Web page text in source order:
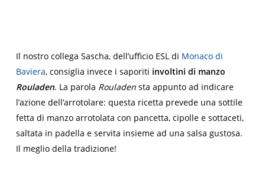
Il nostro collega Sascha, dell’ufficio ESL di Monaco di
Baviera, consiglia invece i saporiti involtini di manzo
Rouladen. La parola Rouladensta appunto ad indicare
l’azione dell’arrotolare: questa ricetta prevede una sottile
fetta di manzo arrotolata con pancetta, cipolle e sottaceti,
saltata in padella e servita insieme ad una salsa gustosa.
Il meglio della tradizione!